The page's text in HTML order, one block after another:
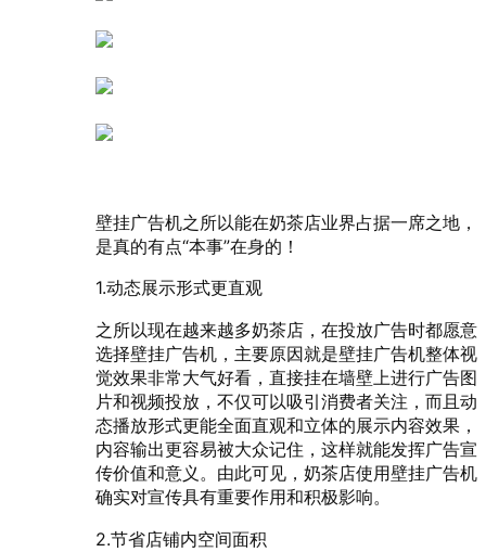
壁挂广告机之所以能在奶茶店业界占据一席之地，
是真的有点“本事”在身的！
1.动态展示形式更直观
之所以现在越来越多奶茶店，在投放广告时都愿意
选择壁挂广告机，主要原因就是壁挂广告机整体视
觉效果非常大气好看，直接挂在墙壁上进行广告图
片和视频投放，不仅可以吸引消费者关注，而且动
态播放形式更能全面直观和立体的展示内容效果，
内容输出更容易被大众记住，这样就能发挥广告宣
传价值和意义。由此可见，奶茶店使用壁挂广告机
确实对宣传具有重要作用和积极影响。
2.节省店铺内空间面积